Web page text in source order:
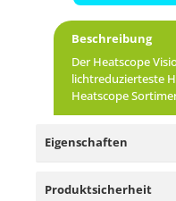
Beschreibung
Der Heatscope
lichtreduzierteste
Heatscope
Eigenschaften
Produktsicherheit